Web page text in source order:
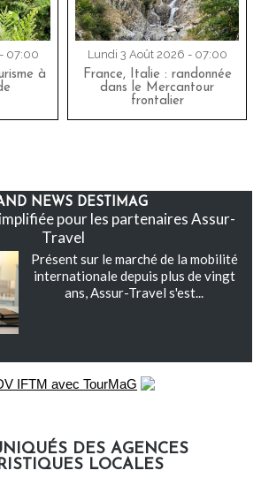
07:00
à
Lundi 3 Août 2026 - 07:00
France, Italie : randonnée
dans le Mercantour
frontalier
NEWS DESTIMAG
pour les partenaires Assur-
Travel
Présent sur le marché de la mobilité
internationale depuis plus de vingt
ans, Assur-Travel s'est...
DES AGENCES
LOCALES